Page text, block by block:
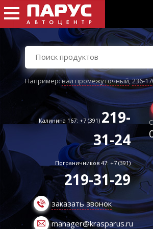
Например:вал промежуточный,236-
Калинина 167: +7 (391) 219-
31-24
Пограничников 47: +7 (391)
219-31-29
заказать звонок
manager@krasparus.ru